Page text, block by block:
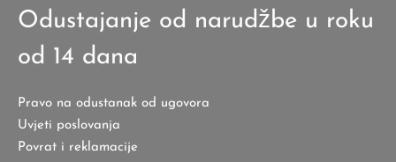
Odustajanje od narudžbe u roku
od 14 dana
Pravo na odustanak od ugovora
Uvjeti poslovanja
Povrat i reklamacije